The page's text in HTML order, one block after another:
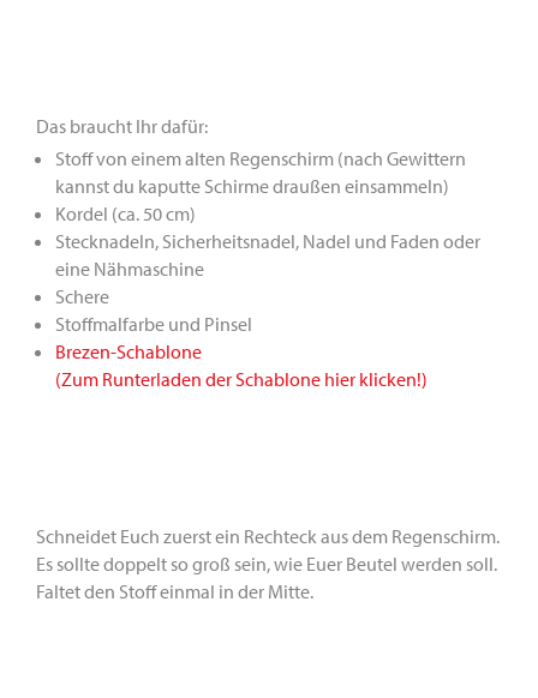
Das braucht Ihr dafür:
Stoff von einem alten Regenschirm (nach Gewittern
kannst du kaputte Schirme draußen einsammeln)
Kordel (ca. 50 cm)
Stecknadeln, Sicherheitsnadel, Nadel und Faden oder
eine Nähmaschine
Schere
Stoffmalfarbe und Pinsel
Brezen-Schablone
(Zum Runterladen der Schablone hier klicken!)
Schneidet Euch zuerst ein Rechteck aus dem Regenschirm.
Es sollte doppelt so groß sein, wie Euer Beutel werden soll.
Faltet den Stoff einmal in der Mitte.